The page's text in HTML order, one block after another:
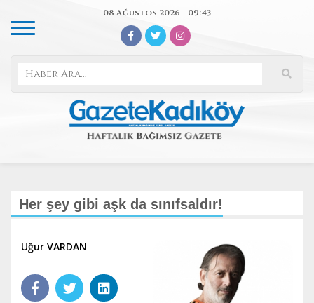
08 Ağustos 2026 - 09:43
Her şey gibi aşk da sınıfsaldır!
Uğur VARDAN